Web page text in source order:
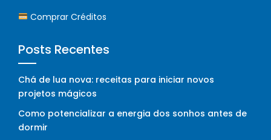
Comprar Créditos
Posts Recentes
Chá de lua nova: receitas para iniciar novos
projetos mágicos
Como potencializar a energia dos sonhos antes de
dormir